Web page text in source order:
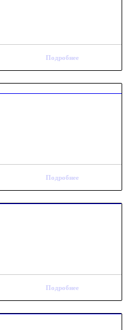
Подробнее
Подробнее
Подробнее